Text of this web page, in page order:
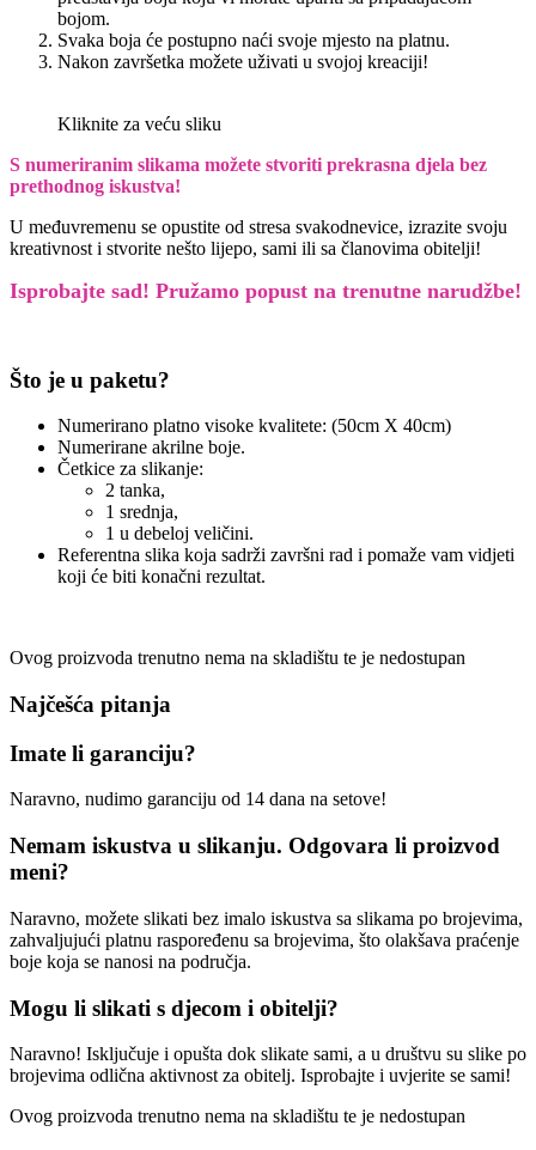
bojom.
Svaka boja će postupno naći svoje mjesto na platnu.
Nakon završetka možete uživati u svojoj kreaciji!
Kliknite za veću sliku
S numeriranim slikama možete stvoriti prekrasna djela bez
prethodnog iskustva!
U međuvremenu se opustite od stresa svakodnevice, izrazite svoju
kreativnost i stvorite nešto lijepo, sami ili sa članovima obitelji!
Isprobajte sad! Pružamo popust na trenutne narudžbe!
Što je u paketu?
Numerirano platno visoke kvalitete: (50cm X 40cm)
Numerirane akrilne boje.
Četkice za slikanje:
2 tanka,
1 srednja,
1 u debeloj veličini.
Referentna slika koja sadrži završni rad i pomaže vam vidjeti
koji će biti konačni rezultat.
Ovog proizvoda trenutno nema na skladištu te je nedostupan
Najčešća pitanja
Imate li garanciju?
Naravno, nudimo garanciju od 14 dana na setove!
Nemam iskustva u slikanju. Odgovara li proizvod
meni?
Naravno, možete slikati bez imalo iskustva sa slikama po brojevima,
zahvaljujući platnu raspoređenu sa brojevima, što olakšava praćenje
boje koja se nanosi na područja.
Mogu li slikati s djecom i obitelji?
Naravno! Isključuje i opušta dok slikate sami, a u društvu su slike po
brojevima odlična aktivnost za obitelj. Isprobajte i uvjerite se sami!
Ovog proizvoda trenutno nema na skladištu te je nedostupan